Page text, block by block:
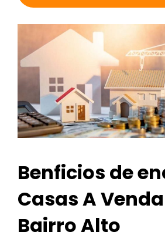
Benficios de
Casas A
Bairro Alto